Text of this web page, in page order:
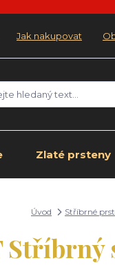
Jak nakupovat
Zlaté prsteny
Úvod Stříbrné
Stříbrný